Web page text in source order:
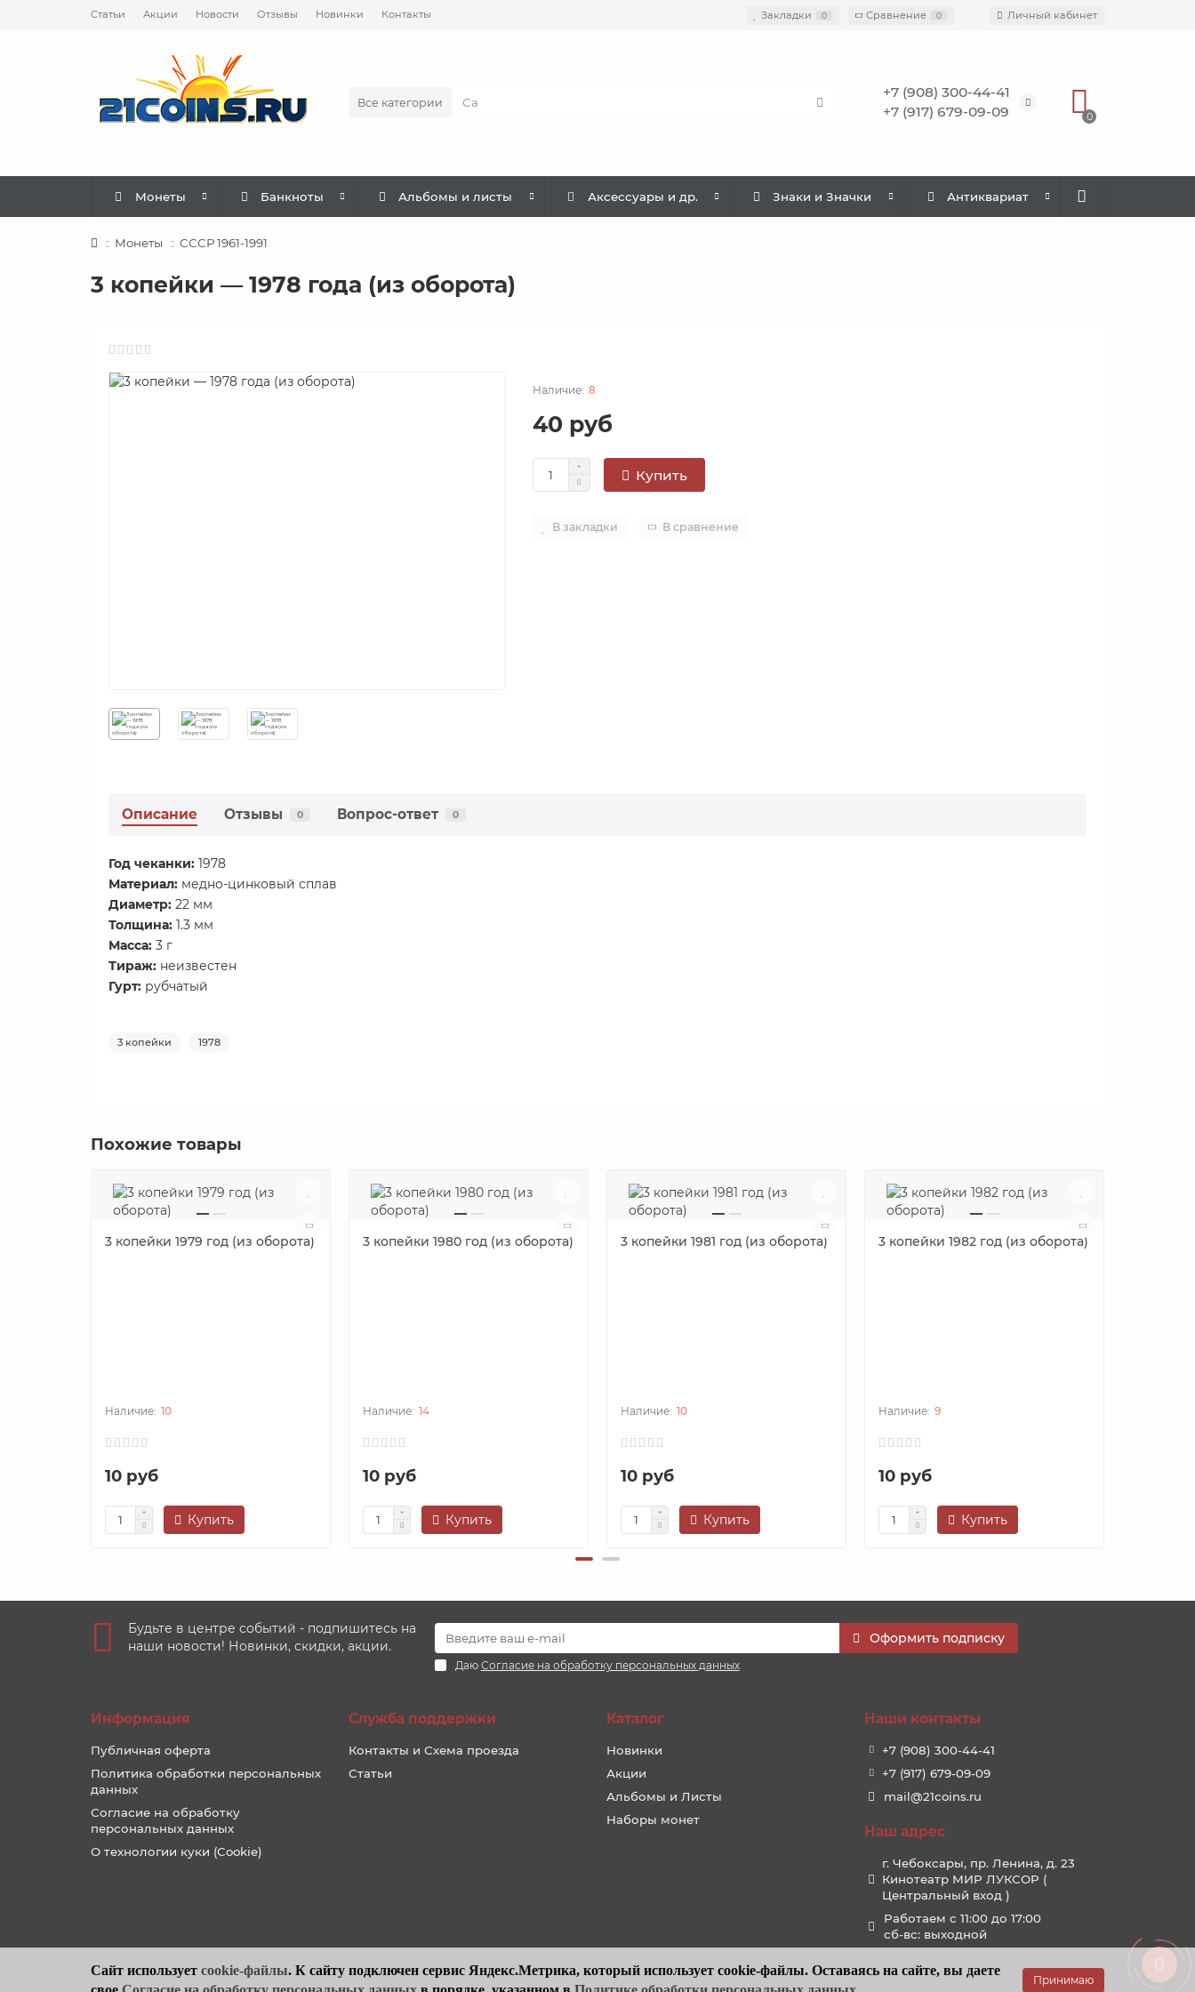
Статьи Акции Новости Отзывы Новинки Контакты Закладки 0 Сравнение 0 Личный кабинет
Все категории
+7 (908) 300-44-41
+7 (917) 679-09-09
0
Монеты Банкноты Альбомы и листы Аксессуары и др. Знаки и Значки Антиквариат
Монеты СССР 1961-1991
3 копейки — 1978 года (из оборота)
8
40 руб
Купить
В закладки В сравнение
Описание Отзывы 0 Вопрос-ответ 0
Год чеканки: 1978
Материал: медно-цинковый сплав
Диаметр: 22 мм
Толщина: 1.3 мм
Масса: 3 г
Тираж: неизвестен
Гурт: рубчатый
3 копейки 1978
Похожие товары
3 копейки 1979 год (из оборота)
10
10 руб
Купить
3 копейки 1980 год (из оборота)
14
10 руб
Купить
3 копейки 1981 год (из оборота)
10
10 руб
Купить
3 копейки 1982 год (из оборота)
9
10 руб
Купить
Сайт использует cookie-файлы. К cайту подключен сервис Яндекс.Метрика, который использует cookie-файлы. Оставаясь на сайте, вы даете
Принимаю
Будьте в центре событий - подпишитесь на
наши новости! Новинки, скидки, акции.
Оформить подписку
Даю Согласие на обработку персональных данных
Информация
Публичная оферта
Политика обработки персональных
данных
Согласие на обработку
персональных данных
О технологии куки (Cookie)
Служба поддержки
Контакты и Схема проезда
Статьи
Каталог
Новинки
Акции
Альбомы и Листы
Наборы монет
Наши контакты
+7 (908) 300-44-41
+7 (917) 679-09-09
mail@21coins.ru
Наш адрес
г. Чебоксары, пр. Ленина, д. 23
Кинотеатр МИР ЛУКСОР (
Центральный вход )
Работаем с 11:00 до 17:00
сб-вс: выходной